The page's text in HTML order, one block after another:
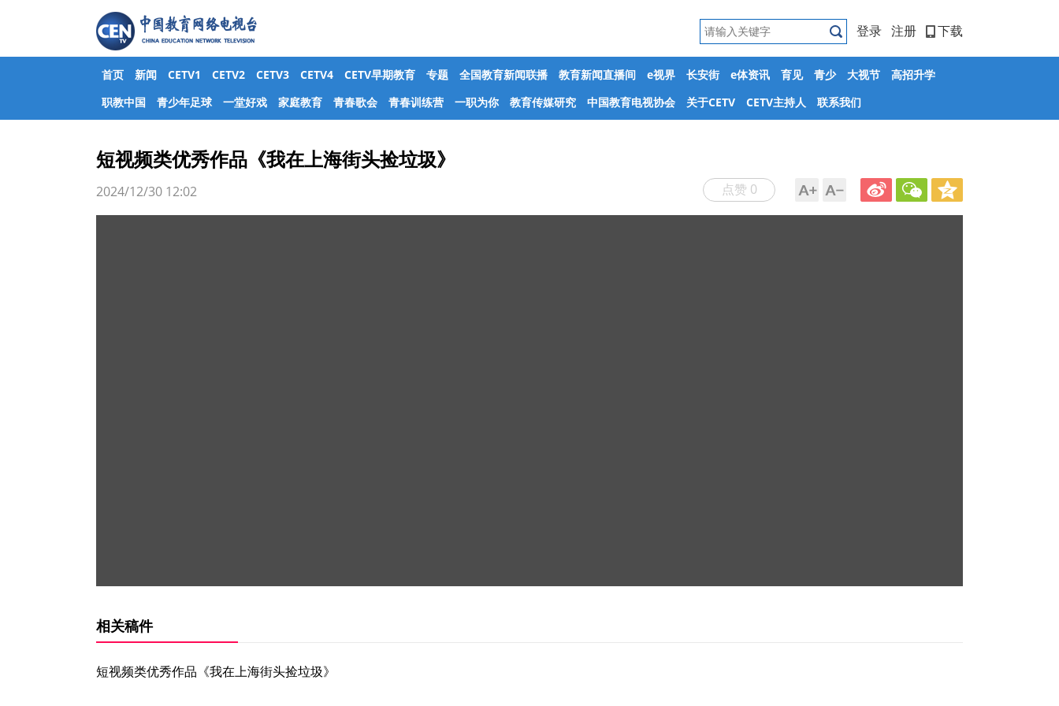
登录 注册 下载
首页 新闻 CETV1 CETV2 CETV3 CETV4 CETV早期教育 专题 全国教育新闻联播 教育新闻直播间 e视界 长安街 e体资讯 育见 青少 大视节
高招升学
职教中国
青少年足球 一堂好戏 家庭教育 青春歌会 青春训练营 一职为你 教育传媒研究 中国教育电视协会 关于CETV CETV主持人 联系我们
短视频类优秀作品《我在上海街头捡垃圾》
点赞 0
2024/12/30 12:02
相关稿件
短视频类优秀作品《我在上海街头捡垃圾》